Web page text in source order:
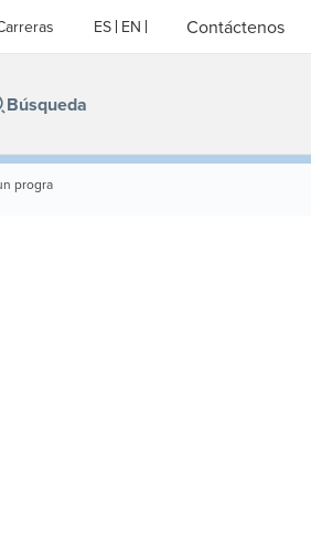
ES EN Contáctenos
progra